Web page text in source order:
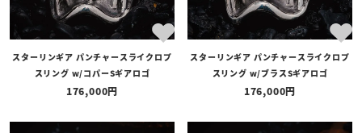
ブランド
価格
在庫の有無
スターリンギア パンチャースライクロプ
スリング w/コパーSギアロゴ
176,000
スターリンギア パンチャースライクロプ
スリング w/ブラスSギアロゴ
176,000